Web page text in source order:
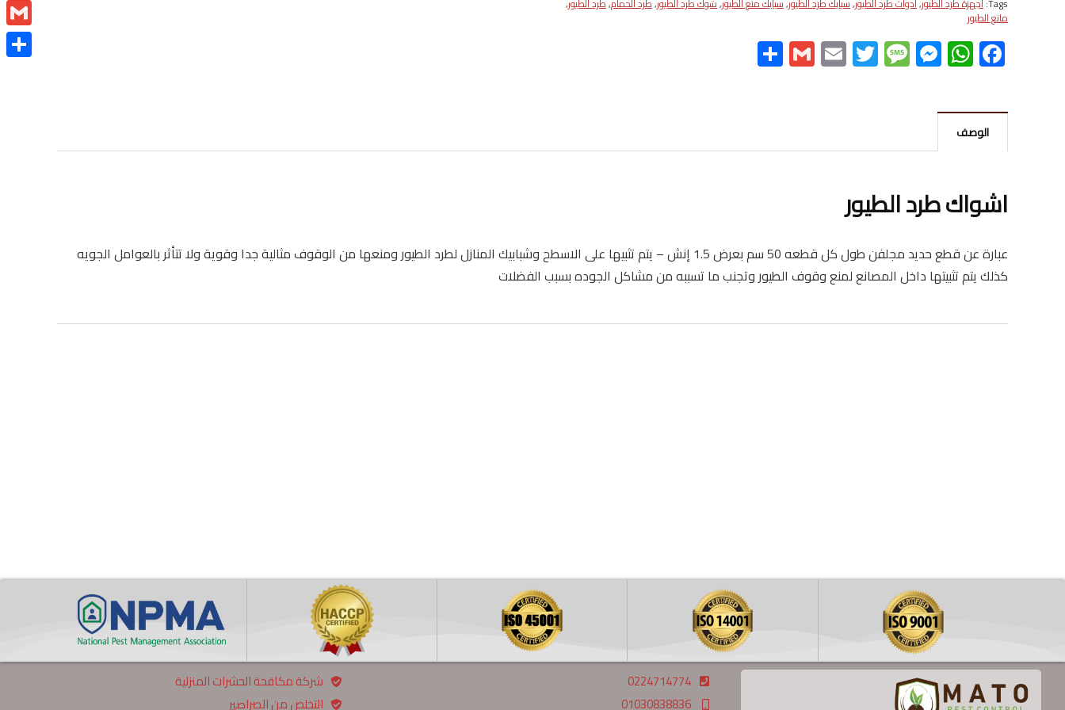
Tags: اجهزة طرد الطيور,ادوات طرد الطيور,سبايك طرد الطيور,سبايك منع الطيور,شوك طرد الطيور,طرد الحمام,طرد الطيور,
مانع الطيور
F
ac
e
b
ok
W
h
at
A
p
M
es
g
er
M
es
e
T
wi
E
m
G
m
الوصف
اشواك طرد الطيور
عبارة عن قطع حديد مجلفن طول كل قطعه 50 سم بعرض 1.5 إنش – يتم تثبيها على الاسطح وشبابيك المنازل لطرد الطيور ومنعها من الوقوف مثالية جدا وقوية ولا تتأثر بالعوامل الجويه
كذلك يتم تثبيتها داخل المصانع لمنع وقوف الطيور وتجنب ما تسببه من مشاكل الجوده بسبب الفضلات
0224714774
01030838836
شركة مكافحة الحشرات المنزلية
التخلص من الصراصير
Email
Gmail